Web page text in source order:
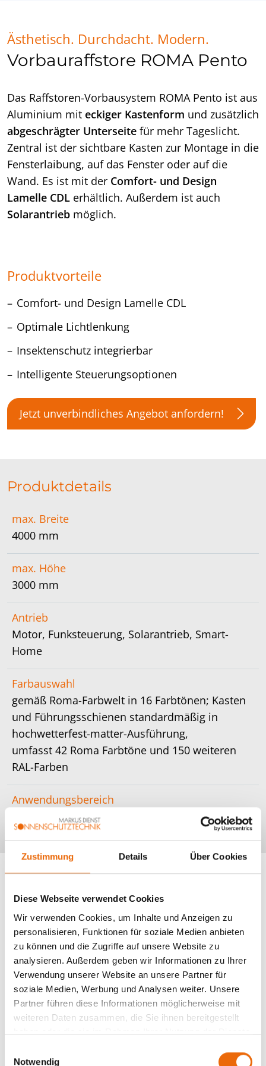
Zustimmung Details Über Cookies
Diese Webseite verwendet Cookies
Wir verwenden Cookies, um Inhalte und Anzeigen zu
personalisieren, Funktionen für soziale Medien anbieten
zu können und die Zugriffe auf unsere Website zu
analysieren. Außerdem geben wir Informationen zu Ihrer
Verwendung unserer Website an unsere Partner für
soziale Medien, Werbung und Analysen weiter. Unsere
Partner führen diese Informationen möglicherweise mit
weiteren Daten zusammen, die Sie ihnen bereitgestellt
haben oder die sie im Rahmen Ihrer Nutzung der Dienste
Notwendig
Ästhetisch. Durchdacht. Modern.
Vorbauraffstore ROMA Pento
Das Raffstoren-Vorbausystem ROMA Pento ist aus
Aluminium mit eckiger Kastenform und zusätzlich
abgeschrägter Unterseite für mehr Tageslicht.
Zentral ist der sichtbare Kasten zur Montage in die
Fensterlaibung, auf das Fenster oder auf die
Wand. Es ist mit der Comfort- und Design
Lamelle CDL erhältlich. Außerdem ist auch
Solarantrieb möglich.
Produktvorteile
Comfort- und Design Lamelle CDL
Optimale Lichtlenkung
Insektenschutz integrierbar
Intelligente Steuerungsoptionen
Jetzt unverbindliches Angebot anfordern!
Produktdetails
max. Breite
4000 mm
max. Höhe
3000 mm
Antrieb
Motor, Funksteuerung, Solarantrieb, Smart-
Home
Farbauswahl
gemäß Roma-Farbwelt in 16 Farbtönen; Kasten
und Führungsschienen standardmäßig in
hochwetterfest-matter-Ausführung,
umfasst 42 Roma Farbtöne und 150 weiteren
RAL-Farben
Anwendungsbereich
Neubau, Renovierung
Zusatzausstattung und Individualisierung.